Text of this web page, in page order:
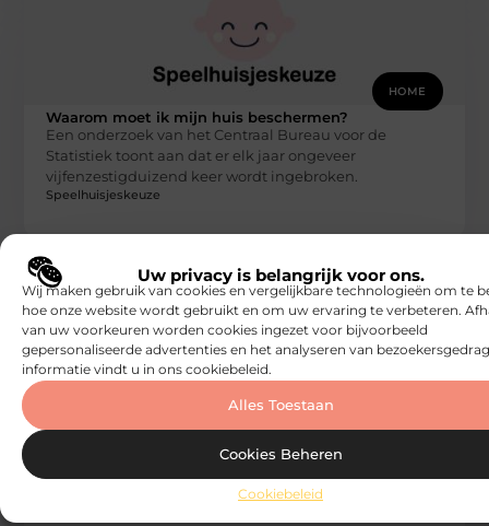
Uw privacy is belangrijk voor ons.
Wij maken gebruik van cookies en vergelijkbare technologieën om te
hoe onze website wordt gebruikt en om uw ervaring te verbeteren.
van uw voorkeuren worden cookies ingezet voor bijvoorbeeld
gepersonaliseerde advertenties en het analyseren van
informatie vindt u in ons cookiebeleid.
Alles Toestaan
Cookies Beheren
Cookiebeleid
HOME
Waarom moet ik mijn huis beschermen?
Een onderzoek van het Centraal Bureau voor de
Statistiek toont aan dat er elk jaar ongeveer
vijfenzestigduizend keer wordt ingebroken.
Speelhuisjeskeuze
Waarom koop je een huis? Waarom doe je dit niet? Het
kopen van een huis is een enorme beslissing die